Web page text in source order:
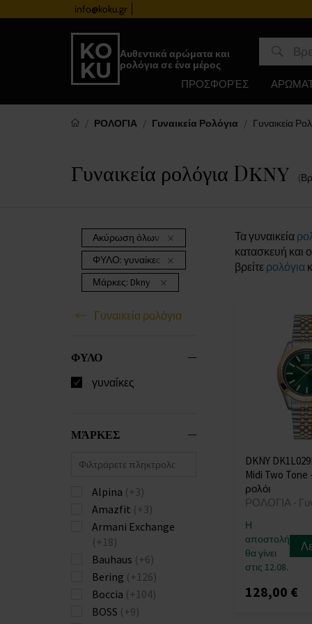
info@koku.grΠρόγραμμα επιβράβευσης
Αυθεντικά αρώματα και
ρολόγια σε ένα μέρος
ΠΡΟΣΦΟΡΈΣ
ΡΟΛΟΓΙΑ Γυναικεία Ρολόγια Γυναικεία
Γυναικεία ρολόγια Dkny
Ακύρωση όλων των φίλτρων
ΦΥΛΟ: γυναίκες
Μάρκες: Dkny
Γυναικεία ρολόγια
ΦΥΛΟ
γυναίκες
ΜΆΡΚΕΣ
Alpina (+3)
Amazfit (+3)
Armani Exchange
(+18)
Bauhaus (+6)
Bering (+126)
Boccia (+104)
BOSS (+9)
Τα γυναικεία
κατασκευή και
βρείτε ρολόγια
DKNY
Midi Two Tone
ρολόι
ΡΟΛΟΓΙΑ -
Η
αποστολή
θα γίνει
στις 12.08.
128,00 €